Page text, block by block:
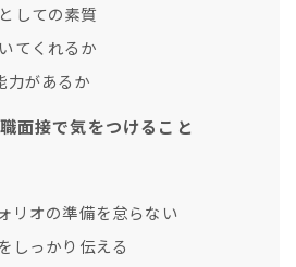
しての素質
てくれるか
力があるか
面接で気をつけること
リオの準備を怠らない
しっかり伝える